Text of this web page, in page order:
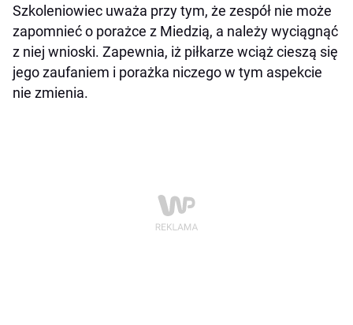
Szkoleniowiec uważa przy tym, że zespół nie może
zapomnieć o porażce z Miedzią, a należy wyciągnąć
z niej wnioski. Zapewnia, iż piłkarze wciąż cieszą się
jego zaufaniem i porażka niczego w tym aspekcie
nie zmienia.